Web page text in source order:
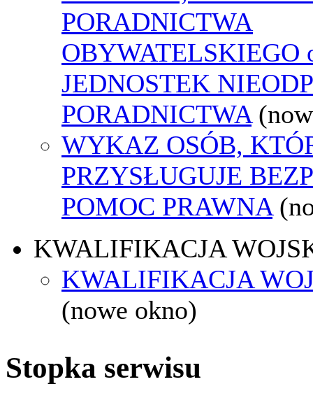
PORADNICTWA
OBYWATELSKIEGO
JEDNOSTEK
PORADNICTWA
WYKAZ OSÓB,
PRZYSŁUGUJE
POMOC PRAWNA
KWALIFIKACJA
KWALIFIKACJA
(nowe okno)
Stopka serwisu